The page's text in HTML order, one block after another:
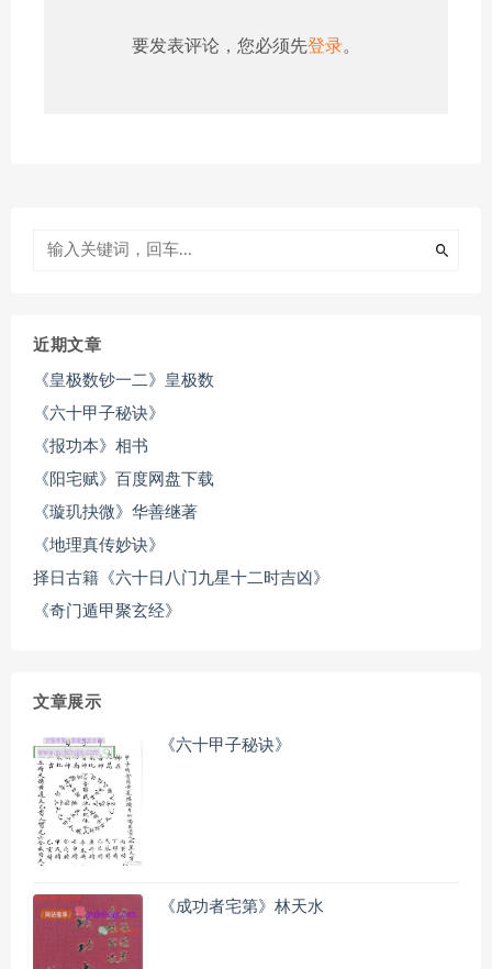
要发表评论，您必须先登录。
近期文章
《皇极数钞一二》皇极数
《六十甲子秘诀》
《报功本》相书
《阳宅赋》百度网盘下载
《璇玑抉微》华善继著
《地理真传妙诀》
择日古籍《六十日八门九星十二时吉凶》
《奇门遁甲聚玄经》
文章展示
《六十甲子秘诀》
《成功者宅第》林天水